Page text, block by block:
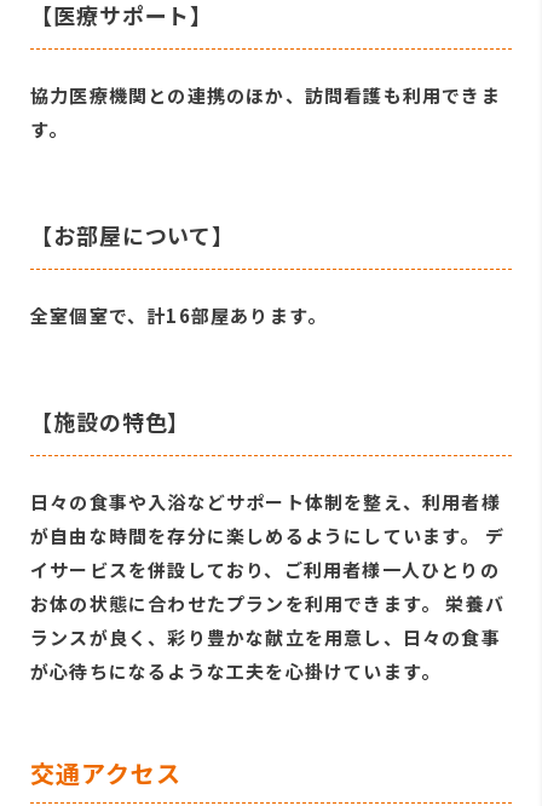
【医療サポート】
協力医療機関との連携のほか、訪問看護も利用できま
す。
【お部屋について】
全室個室で、計16部屋あります。
【施設の特色】
日々の食事や入浴などサポート体制を整え、利用者様
が自由な時間を存分に楽しめるようにしています。 デ
イサービスを併設しており、ご利用者様一人ひとりの
お体の状態に合わせたプランを利用できます。 栄養バ
ランスが良く、彩り豊かな献立を用意し、日々の食事
が心待ちになるような工夫を心掛けています。
交通アクセス